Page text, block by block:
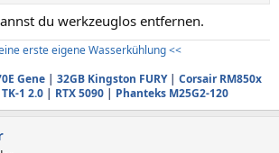
du werkzeuglos entfernen.
erste eigene Wasserkühlung <<
Gene| 32GB Kingston FURY| Corsair RM850x
1 2.0| RTX 5090| Phanteks M25G2-120